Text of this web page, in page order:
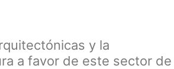
y la
a favor de este sector de